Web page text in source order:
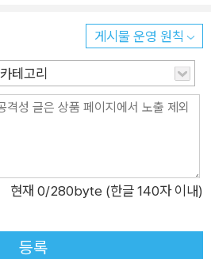
게시물 운영 원칙
카테고리
현재 0/280byte (한글 140자 이내)
등록